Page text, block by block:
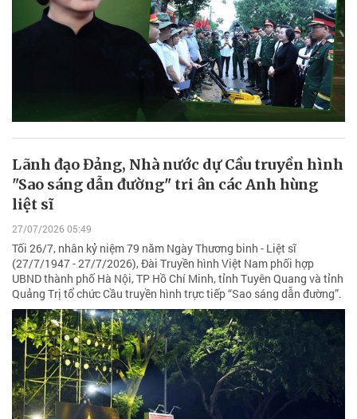
Lãnh đạo Đảng, Nhà nước dự Cầu truyền hình
"Sao sáng dẫn đường" tri ân các Anh hùng
liệt sĩ
27/07/2026 05:49
Tối 26/7, nhân kỷ niệm 79 năm Ngày Thương binh - Liệt sĩ
(27/7/1947 - 27/7/2026), Đài Truyền hình Việt Nam phối hợp
UBND thành phố Hà Nội, TP Hồ Chí Minh, tỉnh Tuyên Quang và tỉnh
Quảng Trị tổ chức Cầu truyền hình trực tiếp “Sao sáng dẫn đường”.